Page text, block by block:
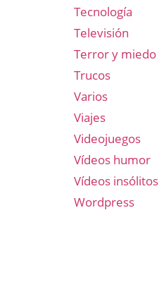
Tecnología
Televisión
Terror y miedo
Trucos
Varios
Viajes
Videojuegos
Vídeos humor
Vídeos insólitos
Wordpress